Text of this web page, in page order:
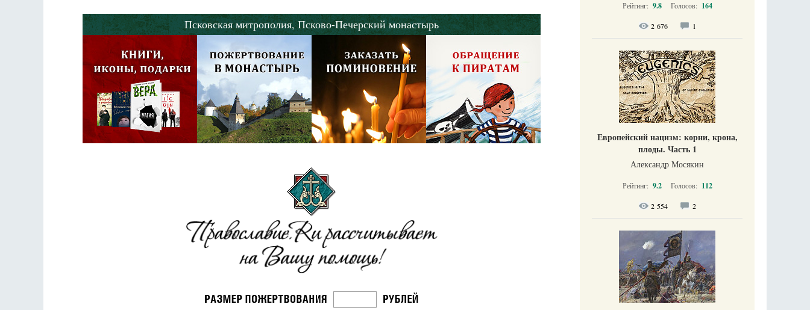
Псковская митрополия, Псково-Печерский монастырь
Рейтинг: 9.8 Голосов: 164
2 676 1
Европейский нацизм: корни, крона,
плоды. Часть 1
Александр Мосякин
Рейтинг: 9.2 Голосов: 112
2 554 2